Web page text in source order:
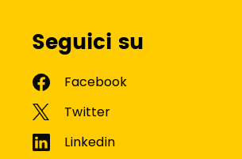
Seguici su